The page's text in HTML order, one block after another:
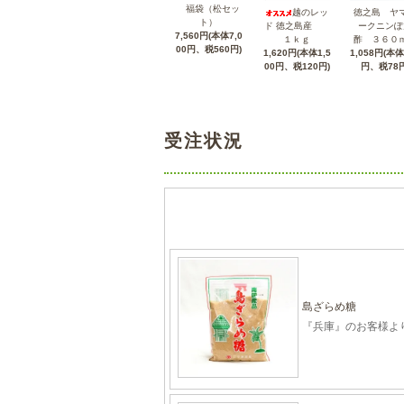
福袋（松セッ
ト）
7,560円(本体7,0
00円、税560円)
越のレッ
ド 徳之島産
１ｋｇ
1,620円(本体1,5
00円、税120円)
徳之島 ヤ
ークニン
酢 ３６０
1,058円(本
円、税78
受注状況